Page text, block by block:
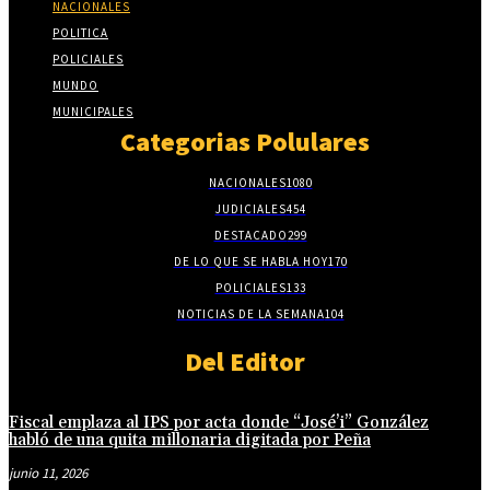
NACIONALES
POLITICA
POLICIALES
MUNDO
MUNICIPALES
Categorias Polulares
NACIONALES1080
JUDICIALES454
DESTACADO299
DE LO QUE SE HABLA HOY170
POLICIALES133
NOTICIAS DE LA SEMANA104
Del Editor
Fiscal emplaza al IPS por acta donde “José’i” González
habló de una quita millonaria digitada por Peña
junio 11, 2026